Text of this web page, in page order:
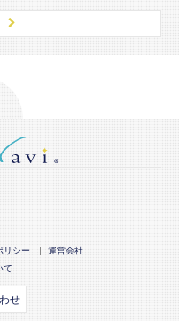
リシー
運営会社
て
せ